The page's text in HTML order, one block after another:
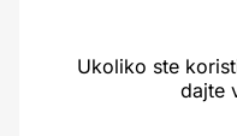
Ukoliko ste
dajte